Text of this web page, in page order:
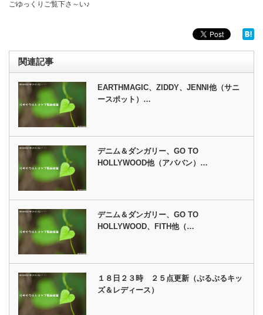
ごゆっくりご覧下さ～い♪
関連記事
EARTHMAGIC、ZIDDY、JENNI他（サニ
ースポット）…
デニム＆ダンガリー、GO TO
HOLLYWOOD他（アババン）…
デニム＆ダンガリー、GO TO
HOLLYWOOD、FITH他（…
１８日２３時 ２５点更新（ぷるぷるキッ
ズ＆レディース）